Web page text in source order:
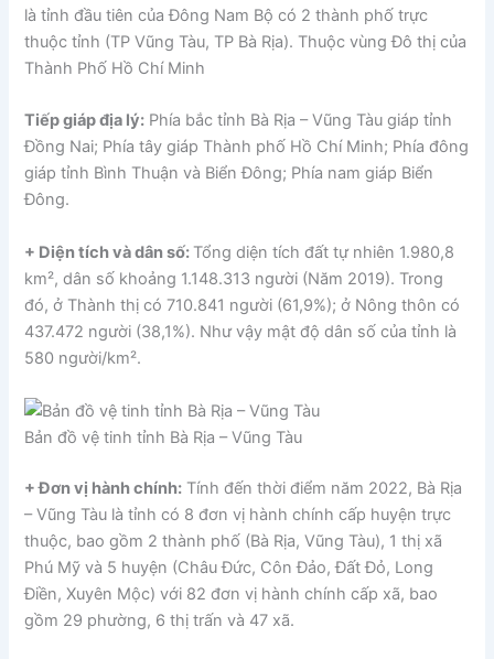
là tỉnh đầu tiên của Đông Nam Bộ có 2 thành phố trực
thuộc tỉnh (TP Vũng Tàu, TP Bà Rịa). Thuộc vùng Đô thị của
Thành Phố Hồ Chí Minh
Tiếp giáp địa lý: Phía bắc tỉnh Bà Rịa – Vũng Tàu giáp tỉnh
Đồng Nai; Phía tây giáp Thành phố Hồ Chí Minh; Phía đông
giáp tỉnh Bình Thuận và Biển Đông; Phía nam giáp Biển
Đông.
+ Diện tích và dân số: Tổng diện tích đất tự nhiên 1.980,8
km², dân số khoảng 1.148.313 người (Năm 2019). Trong
đó, ở Thành thị có 710.841 người (61,9%); ở Nông thôn có
437.472 người (38,1%). Như vậy mật độ dân số của tỉnh là
580 người/km².
Bản đồ vệ tinh tỉnh Bà Rịa – Vũng Tàu
+ Đơn vị hành chính: Tính đến thời điểm năm 2022, Bà Rịa
– Vũng Tàu là tỉnh có 8 đơn vị hành chính cấp huyện trực
thuộc, bao gồm 2 thành phố (Bà Rịa, Vũng Tàu), 1 thị xã
Phú Mỹ và 5 huyện (Châu Đức, Côn Đảo, Đất Đỏ, Long
Điền, Xuyên Mộc) với 82 đơn vị hành chính cấp xã, bao
gồm 29 phường, 6 thị trấn và 47 xã.